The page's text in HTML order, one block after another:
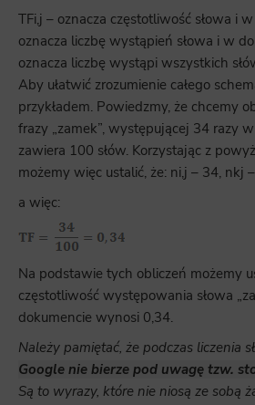
TFi,j – oznacza częstotliwość słowa i
oznacza liczbę wystąpień słowa i w
oznacza liczbę wystąpi wszystkich
Aby ułatwić zrozumienie całego
przykładem. Powiedzmy, że chcemy
frazy „zamek”, występującej 34 razy
zawiera 100 słów. Korzystając z
możemy więc ustalić, że: ni,j – 34, nkj
a więc:
Na podstawie tych obliczeń możemy
częstotliwość występowania słowa
dokumencie wynosi 0,34.
Należy pamiętać, że podczas liczenia
Google nie bierze pod uwagę tzw.
Są to wyrazy, które nie niosą ze sobą